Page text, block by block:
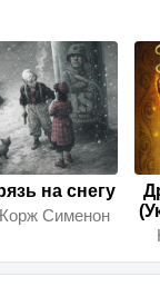
на снегу
Сименон